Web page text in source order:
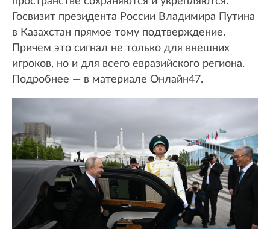
Госвизит президента России Владимира Путина
в Казахстан прямое тому подтверждение.
Причем это сигнал не только для внешних
игроков, но и для всего евразийского региона.
Подробнее — в материале Онлайн47.